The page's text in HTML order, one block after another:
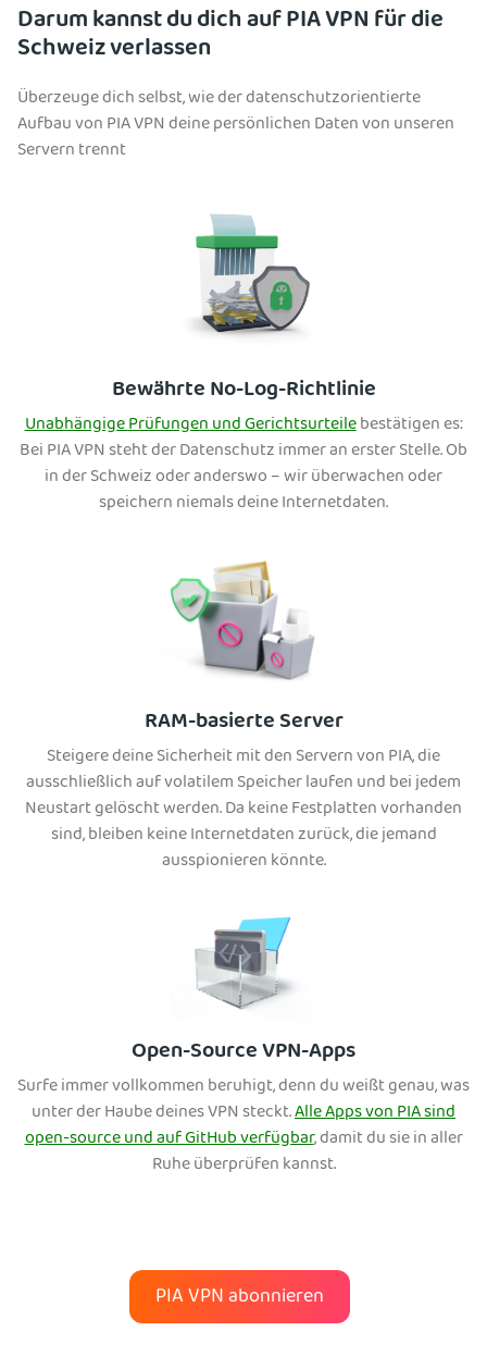
Darum kannst du dich auf PIA VPN für die
Schweiz verlassen
Überzeuge dich selbst, wie der datenschutzorientierte
Aufbau von PIA VPN deine persönlichen Daten von unseren
Servern trennt
Bewährte No-Log-Richtlinie
Unabhängige Prüfungen und Gerichtsurteilebestätigen es:
Bei PIA VPN steht der Datenschutz immer an erster Stelle. Ob
in der Schweiz oder anderswo – wir überwachen oder
speichern niemals deine Internetdaten.
RAM-basierte Server
Steigere deine Sicherheit mit den Servern von PIA, die
ausschließlich auf volatilem Speicher laufen und bei jedem
Neustart gelöscht werden. Da keine Festplatten vorhanden
sind, bleiben keine Internetdaten zurück, die jemand
ausspionieren könnte.
Open-Source VPN-Apps
Surfe immer vollkommen beruhigt, denn du weißt genau, was
unter der Haube deines VPN steckt.Alle Apps von PIA sind
open-source und auf GitHub verfügbar, damit du sie in aller
Ruhe überprüfen kannst.
PIA VPN abonnieren